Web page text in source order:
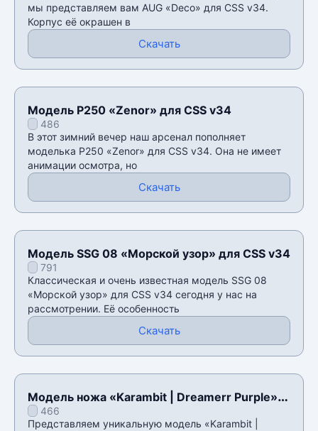
мы представляем вам AUG «Deco» для CSS v34.
Корпус её окрашен в
Скачать
Модель P250 «Zenor» для CSS v34
486
В этот зимний вечер наш арсенал пополняет
моделька P250 «Zenor» для CSS v34. Она не имеет
анимации осмотра, но
Скачать
Модель SSG 08 «Морской узор» для CSS v34
791
Классическая и очень известная модель SSG 08
«Морской узор» для CSS v34 сегодня у нас на
рассмотрении. Её особенность
Скачать
Модель ножа «Karambit | Dreamerr Purple»
для CSS v34
466
Представляем уникальную модель «Karambit |